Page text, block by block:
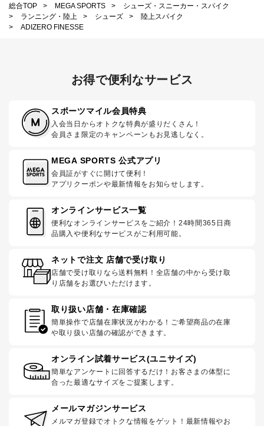
総合TOP
> MEGA SPORTS >
シューズ・スニーカー・スパイク
>
ランニング・陸上 > シューズ >
陸上スパイク
>
ADIZERO FINESSE
お得で便利なサービス
スポーツマイル会員特典
入会当日からオトクな特典が盛りだくさん！
会員さま限定のキャンペーンもお見逃しなく。
MEGA SPORTS 公式アプリ
会員証がすぐに開けて便利！
アプリクーポンや最新情報をお知らせします。
オンラインサービス一覧
便利なオンラインサービスをご紹介！24時間365日商
品購入や便利なサービスがご利用可能。
ネットで注文 店舗で受け取り
店舗で受け取りなら送料無料！全店舗の中から受け取
り店舗をお選びいただけます。
取り扱い店舗・在庫確認
簡単操作で店舗在庫状況がわかる！ご希望商品の在庫
や取り扱い店舗の確認ができます。
オンライン試着サービス(ユニサイズ)
簡単なアンケートに回答するだけ！お客さまの体型に
合った最適なサイズをご提案します。
メールマガジンサービス
メルマガ登録でオトクな情報をゲット！最新情報やお